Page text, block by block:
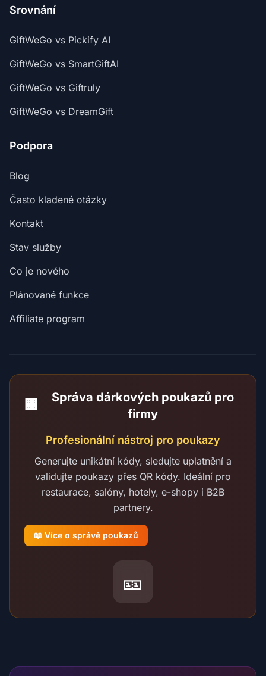
Srovnání
GiftWeGo vs Pickify AI
GiftWeGo vs SmartGiftAI
GiftWeGo vs Giftruly
GiftWeGo vs DreamGift
Podpora
Blog
Často kladené otázky
Kontakt
Stav služby
Co je nového
Plánované funkce
Affiliate program
🏢
Správa dárkových poukazů pro
firmy
Profesionální nástroj pro poukazy
Generujte unikátní kódy, sledujte uplatnění a
validujte poukazy přes QR kódy. Ideální pro
restaurace, salóny, hotely, e-shopy i B2B
partnery.
📖 Více o správě poukazů
🎫